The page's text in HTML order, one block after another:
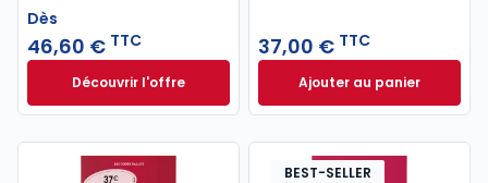
Dès
46,60 € TTC
Découvrir l'offreLe guide pénal 2026. 27e éd. à partir de
Dès
37,00 € TTC
Ajouter au panier
Code de
BEST-SELLER